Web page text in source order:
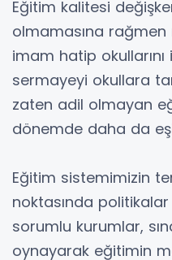
Eğitim kalitesi
olmamasına
imam hatip
sermayeyi okullara
zaten adil olmayan
dönemde daha da
Eğitim sistemimizin
noktasında
sorumlu kurumlar,
oynayarak eğitimin